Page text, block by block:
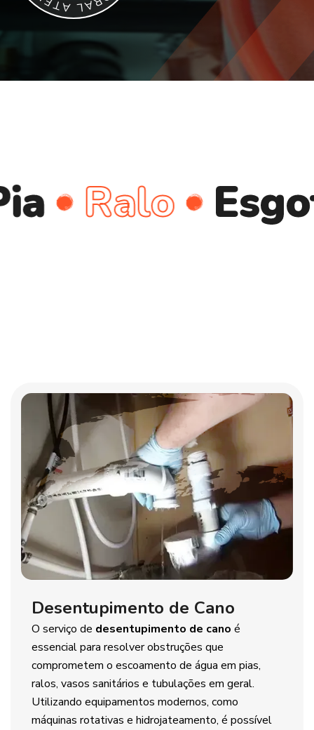
A
T A
L
Ralo Esgoto
Desentupimento de Cano
O serviço de desentupimento de cano é
essencial para resolver obstruções que
comprometem o escoamento de água em pias,
ralos, vasos sanitários e tubulações em geral.
Utilizando equipamentos modernos, como
máquinas rotativas e hidrojateamento, é possível